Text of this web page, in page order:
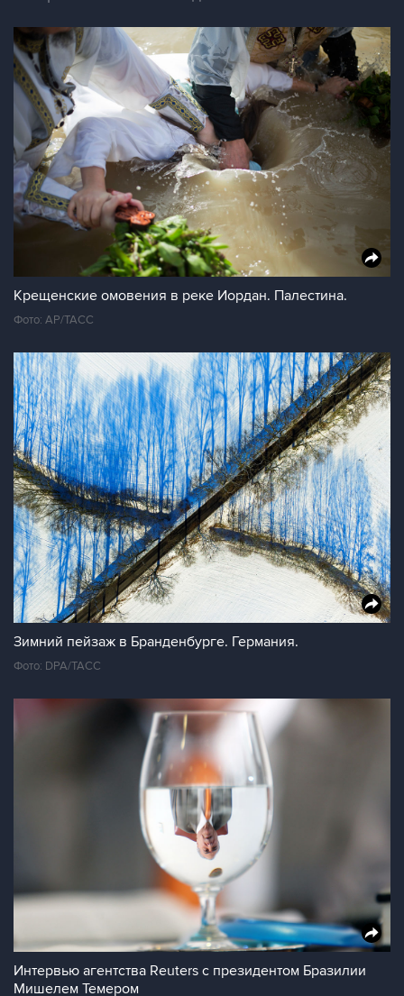
Крещенские омовения в реке Иордан. Палестина.
Фото: AP/ТАСС
Зимний пейзаж в Бранденбурге. Германия.
Фото: DPA/ТАСС
Интервью агентства Reuters c президентом Бразилии
Мишелем Темером